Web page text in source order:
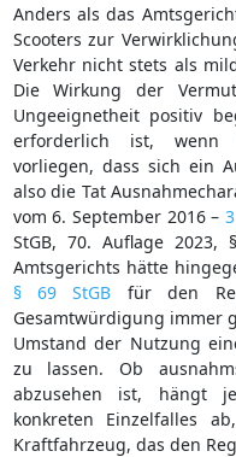
Anders als das
Scooters zur
Verkehr nicht stets als
Die Wirkung der
Ungeeignetheit positiv
erforderlich ist, wenn
vorliegen, dass sich ein
also die Tat
vom 6. September 2016 –
StGB, 70. Auflage 2023,
Amtsgerichts hätte
§ 69 StGB für den
Gesamtwürdigung immer
Umstand der Nutzung
zu lassen. Ob
abzusehen ist, hängt
konkreten Einzelfalles
Kraftfahrzeug, das den